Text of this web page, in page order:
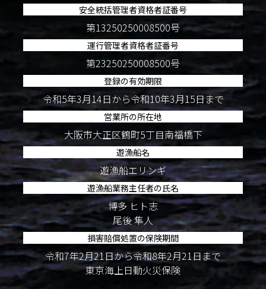
安全統括管理者資格者証番号
第13250250008500号
運行管理者資格者証番号
第23250250008500号
登録の有効期限
令和5年3月14日から令和10年3月15日まで
営業所の所在地
大阪市大正区鶴町5丁目南福橋下
遊漁船名
遊漁船エリンギ
遊漁船業務主任者の氏名
博多 ヒト志
尾後 隼人
損害賠償処置の保険期間
令和7年2月21日から令和8年2月21日まで
東京海上日動火災保険